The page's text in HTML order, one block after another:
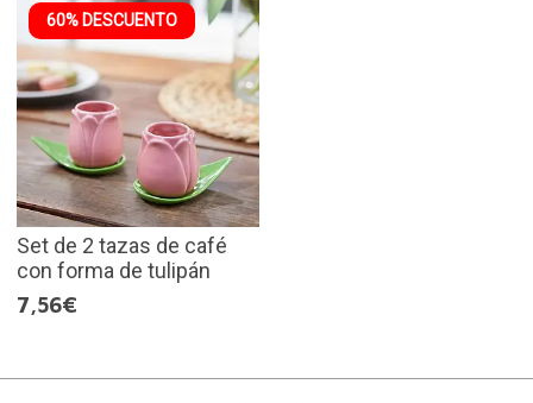
60% DESCUENTO
Set de 2 tazas de café
con forma de tulipán
7,56€